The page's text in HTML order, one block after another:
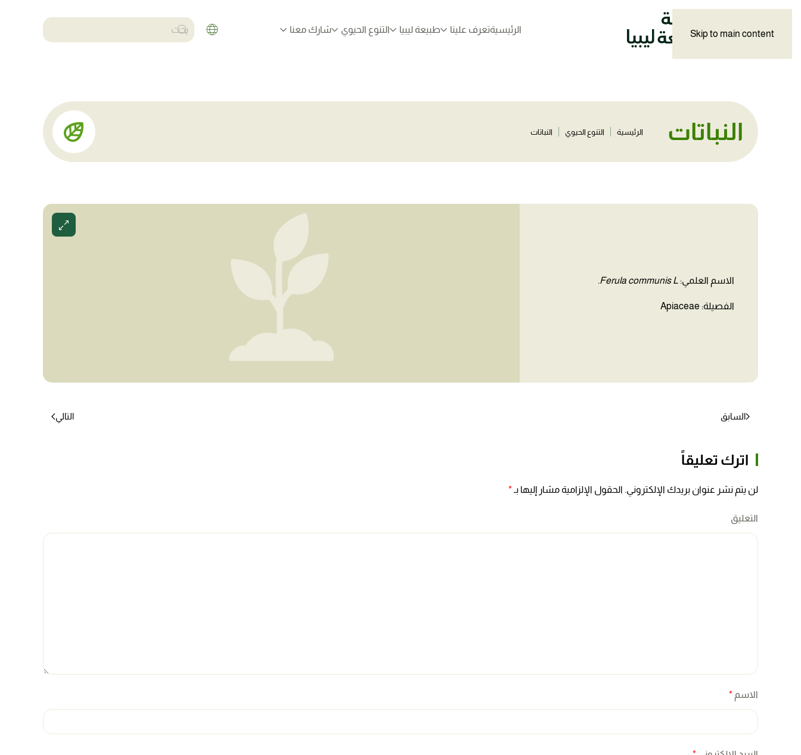
Skip to main content الرئيسيةتعرف علينا طبيعة ليبيا التنوع الحيوي شارك معنا
النباتات الرئيسية التنوع الحيوي النباتات
الاسم العلمي: Ferula communis L.
الفصيلة: Apiaceae
السابق التالي
اترك تعليقاً
لن يتم نشر عنوان بريدك الإلكتروني. الحقول الإلزامية مشار إليها بـ*
التعليق
الاسم *